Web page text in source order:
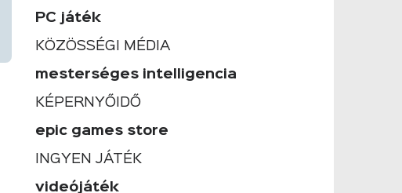
PC játék
KÖZÖSSÉGI MÉDIA
mesterséges intelligencia
KÉPERNYŐIDŐ
epic games store
INGYEN JÁTÉK
videójáték